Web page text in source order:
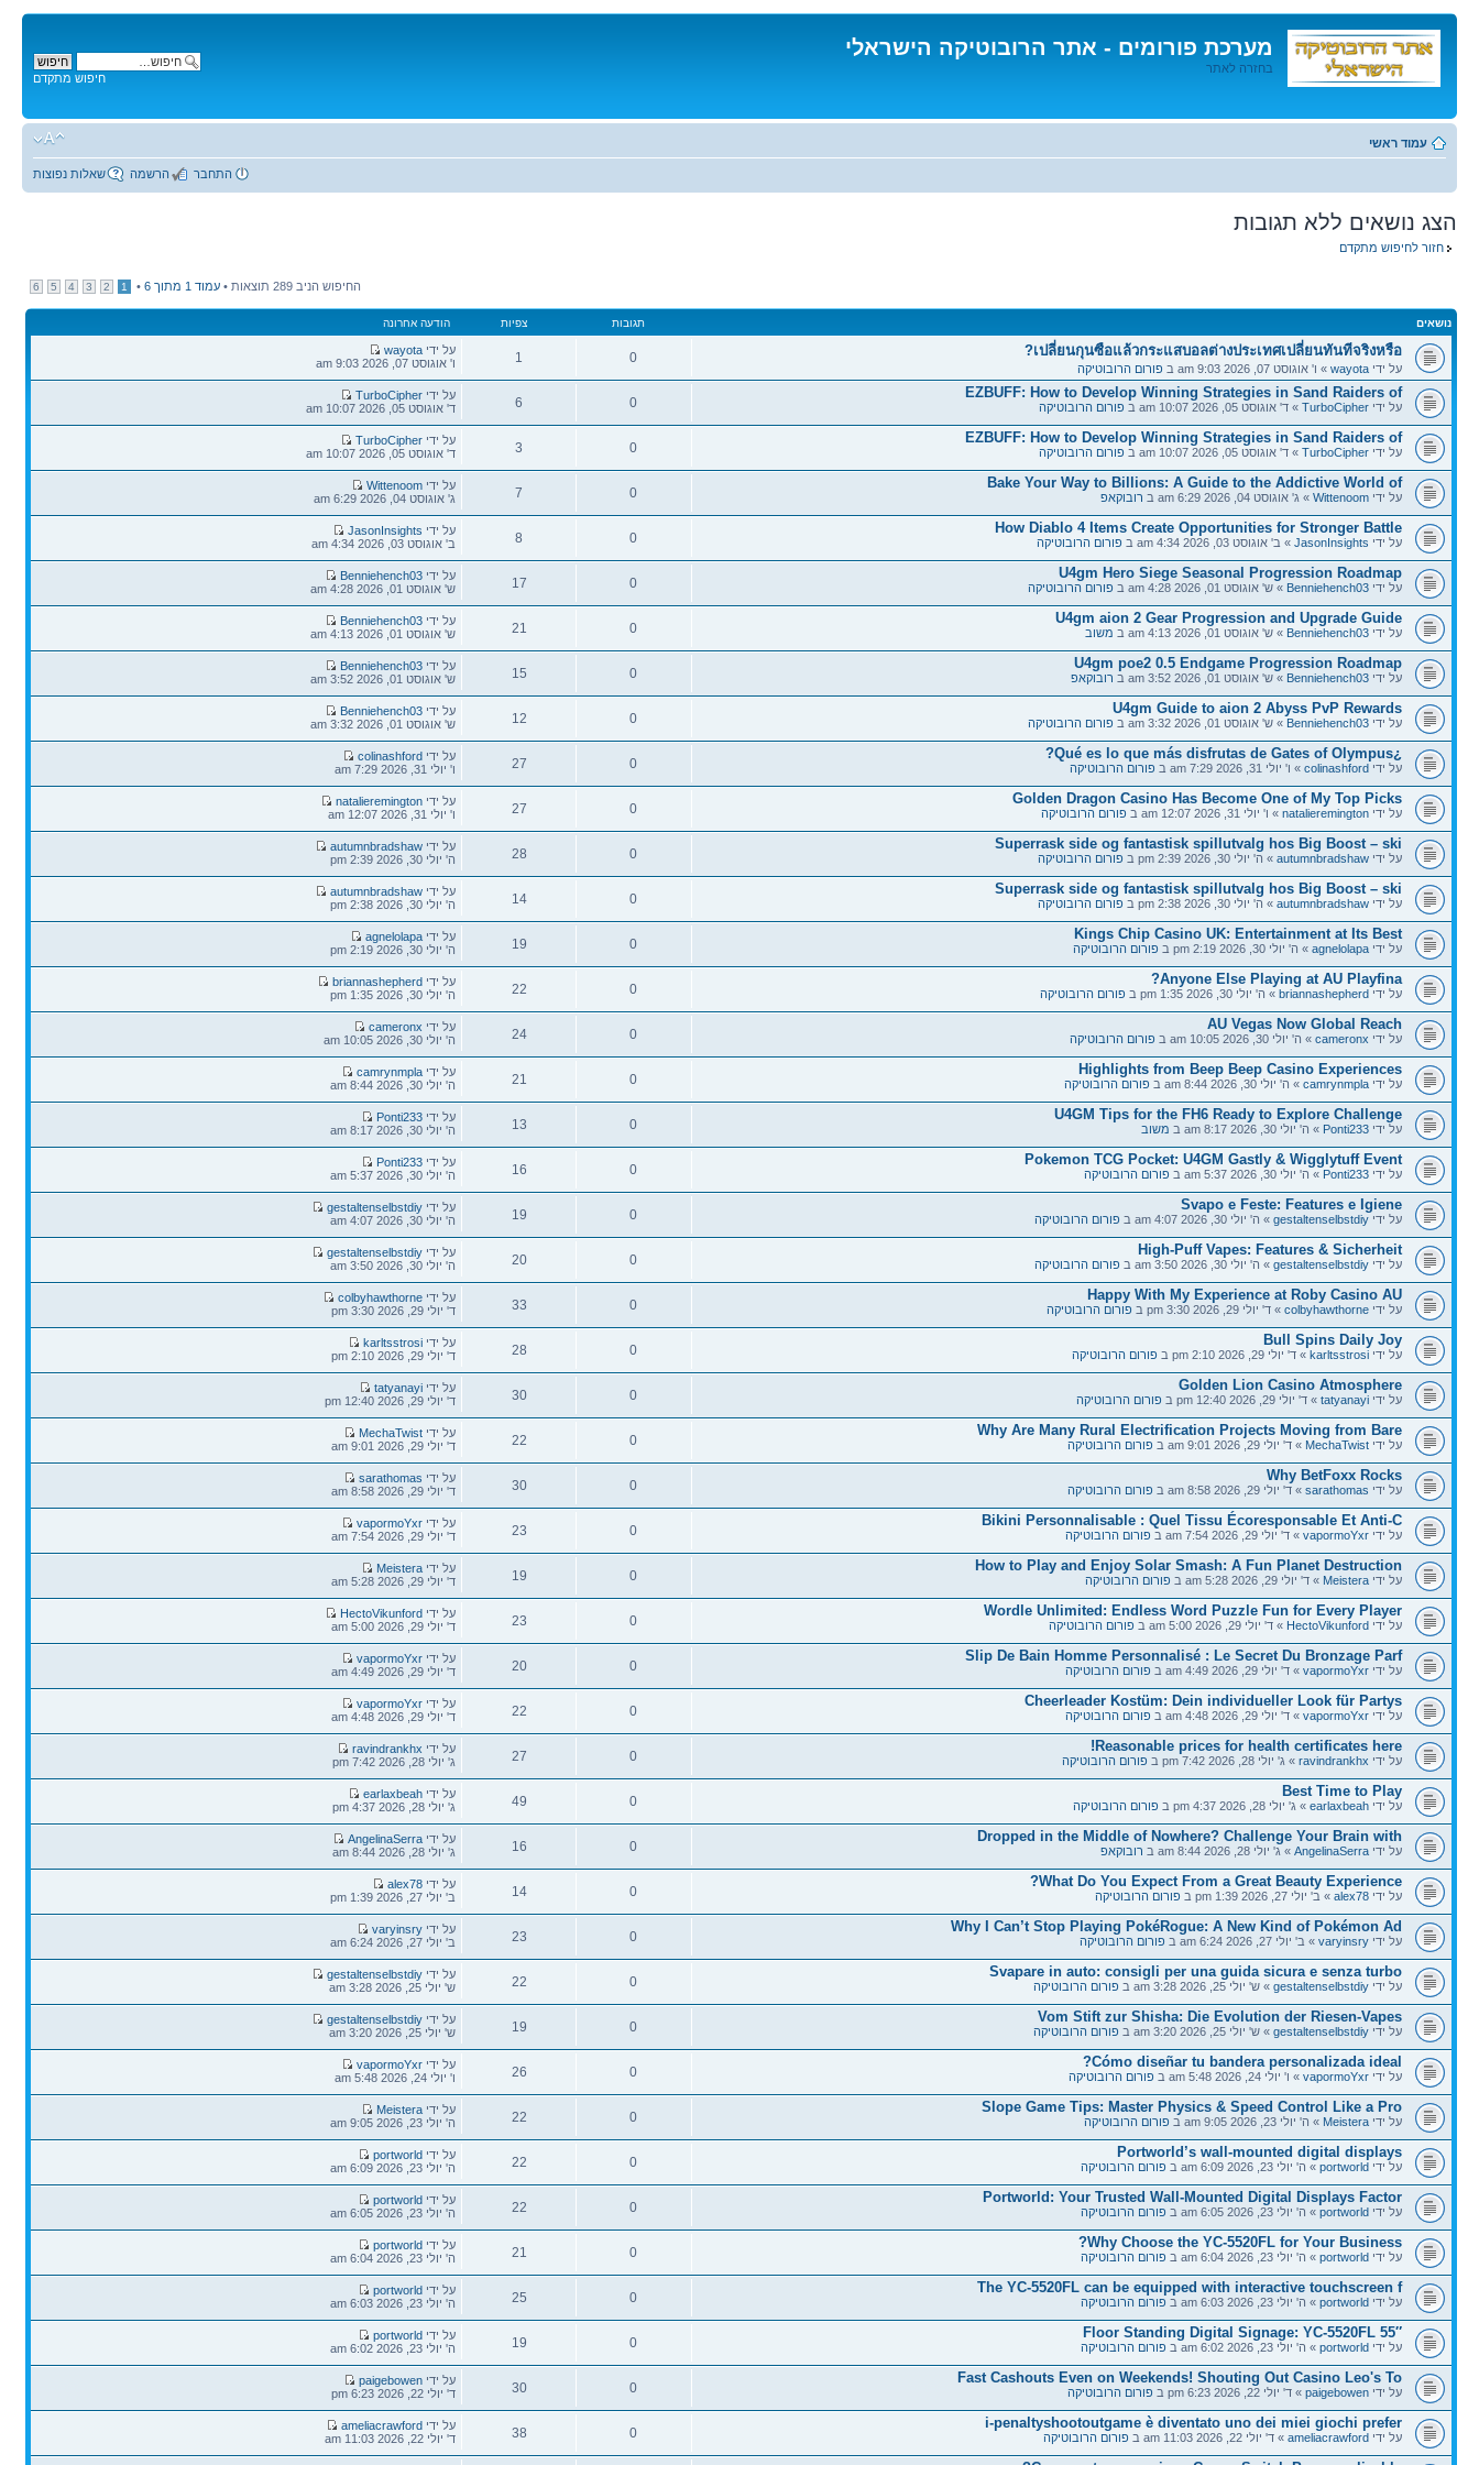
מערכת פורומים - אתר הרובוטיקה הישראלי
בחזרה לאתר
לתוכן
חיפוש מתקדם
עמוד ראשי
שאלות נפוצות הרשמה התחבר
הצג נושאים ללא תגובות
חזור לחיפוש מתקדם
החיפוש הניב 289 תוצאות • עמוד 1 מתוך 6
•
1
2
3
4
5
6
נושאים תגובות צפיות הודעה אחרונה
เปลี่ยนกุนซือแล้วกระแสบอลต่างประเทศเปลี่ยนทันทีจริงหรือ?
על ידי wayota » ו' אוגוסט 07, 2026 9:03 am ב פורום הרובוטיקה
0
1 על ידי wayota
ו' אוגוסט 07, 2026 9:03 am
EZBUFF: How to Develop Winning Strategies in Sand Raiders of
על ידי TurboCipher » ד' אוגוסט 05, 2026 10:07 am ב פורום הרובוטיקה 0
6 על ידי TurboCipher
ד' אוגוסט 05, 2026 10:07 am
EZBUFF: How to Develop Winning Strategies in Sand Raiders of
על ידי TurboCipher » ד' אוגוסט 05, 2026 10:07 am ב פורום הרובוטיקה 0
3 על ידי TurboCipher
ד' אוגוסט 05, 2026 10:07 am
Bake Your Way to Billions: A Guide to the Addictive World of
על ידי Wittenoom » ג' אוגוסט 04, 2026 6:29 am ב רובוקאפ 0
7 על ידי Wittenoom
ג' אוגוסט 04, 2026 6:29 am
How Diablo 4 Items Create Opportunities for Stronger Battle
על ידי JasonInsights » ב' אוגוסט 03, 2026 4:34 am ב פורום הרובוטיקה 0
8 על ידי JasonInsights
ב' אוגוסט 03, 2026 4:34 am
U4gm Hero Siege Seasonal Progression Roadmap
על ידי Benniehench03 » ש' אוגוסט 01, 2026 4:28 am ב פורום הרובוטיקה 0
17 על ידי Benniehench03
ש' אוגוסט 01, 2026 4:28 am
U4gm aion 2 Gear Progression and Upgrade Guide
על ידי Benniehench03 » ש' אוגוסט 01, 2026 4:13 am ב משוב 0
21 על ידי Benniehench03
ש' אוגוסט 01, 2026 4:13 am
U4gm poe2 0.5 Endgame Progression Roadmap
על ידי Benniehench03 » ש' אוגוסט 01, 2026 3:52 am ב רובוקאפ 0
15 על ידי Benniehench03
ש' אוגוסט 01, 2026 3:52 am
U4gm Guide to aion 2 Abyss PvP Rewards
על ידי Benniehench03 » ש' אוגוסט 01, 2026 3:32 am ב פורום הרובוטיקה 0
12 על ידי Benniehench03
ש' אוגוסט 01, 2026 3:32 am
¿Qué es lo que más disfrutas de Gates of Olympus?
על ידי colinashford » ו' יולי 31, 2026 7:29 am ב פורום הרובוטיקה 0
27 על ידי colinashford
ו' יולי 31, 2026 7:29 am
Golden Dragon Casino Has Become One of My Top Picks
על ידי natalieremington » ו' יולי 31, 2026 12:07 am ב פורום הרובוטיקה 0
27 על ידי natalieremington
ו' יולי 31, 2026 12:07 am
Superrask side og fantastisk spillutvalg hos Big Boost – ski
על ידי autumnbradshaw » ה' יולי 30, 2026 2:39 pm ב פורום הרובוטיקה 0
28 על ידי autumnbradshaw
ה' יולי 30, 2026 2:39 pm
Superrask side og fantastisk spillutvalg hos Big Boost – ski
על ידי autumnbradshaw » ה' יולי 30, 2026 2:38 pm ב פורום הרובוטיקה 0
14 על ידי autumnbradshaw
ה' יולי 30, 2026 2:38 pm
Kings Chip Casino UK: Entertainment at Its Best
על ידי agnelolapa » ה' יולי 30, 2026 2:19 pm ב פורום הרובוטיקה 0
19 על ידי agnelolapa
ה' יולי 30, 2026 2:19 pm
Anyone Else Playing at AU Playfina?
על ידי briannashepherd » ה' יולי 30, 2026 1:35 pm ב פורום הרובוטיקה 0
22 על ידי briannashepherd
ה' יולי 30, 2026 1:35 pm
AU Vegas Now Global Reach
על ידי cameronx » ה' יולי 30, 2026 10:05 am ב פורום הרובוטיקה 0
24 על ידי cameronx
ה' יולי 30, 2026 10:05 am
Highlights from Beep Beep Casino Experiences
על ידי camrynmpla » ה' יולי 30, 2026 8:44 am ב פורום הרובוטיקה 0
21 על ידי camrynmpla
ה' יולי 30, 2026 8:44 am
U4GM Tips for the FH6 Ready to Explore Challenge
על ידי Ponti233 » ה' יולי 30, 2026 8:17 am ב משוב 0
13 על ידי Ponti233
ה' יולי 30, 2026 8:17 am
Pokemon TCG Pocket: U4GM Gastly & Wigglytuff Event
על ידי Ponti233 » ה' יולי 30, 2026 5:37 am ב פורום הרובוטיקה 0
16 על ידי Ponti233
ה' יולי 30, 2026 5:37 am
Svapo e Feste: Features e Igiene
על ידי gestaltenselbstdiy » ה' יולי 30, 2026 4:07 am ב פורום הרובוטיקה 0
19 על ידי gestaltenselbstdiy
ה' יולי 30, 2026 4:07 am
High-Puff Vapes: Features & Sicherheit
על ידי gestaltenselbstdiy » ה' יולי 30, 2026 3:50 am ב פורום הרובוטיקה 0
20 על ידי gestaltenselbstdiy
ה' יולי 30, 2026 3:50 am
Happy With My Experience at Roby Casino AU
על ידי colbyhawthorne » ד' יולי 29, 2026 3:30 pm ב פורום הרובוטיקה 0
33 על ידי colbyhawthorne
ד' יולי 29, 2026 3:30 pm
Bull Spins Daily Joy
על ידי karltsstrosi » ד' יולי 29, 2026 2:10 pm ב פורום הרובוטיקה 0
28 על ידי karltsstrosi
ד' יולי 29, 2026 2:10 pm
Golden Lion Casino Atmosphere
על ידי tatyanayi » ד' יולי 29, 2026 12:40 pm ב פורום הרובוטיקה 0
30 על ידי tatyanayi
ד' יולי 29, 2026 12:40 pm
Why Are Many Rural Electrification Projects Moving from Bare
על ידי MechaTwist » ד' יולי 29, 2026 9:01 am ב פורום הרובוטיקה 0
22 על ידי MechaTwist
ד' יולי 29, 2026 9:01 am
Why BetFoxx Rocks
על ידי sarathomas » ד' יולי 29, 2026 8:58 am ב פורום הרובוטיקה 0
30 על ידי sarathomas
ד' יולי 29, 2026 8:58 am
Bikini Personnalisable : Quel Tissu Écoresponsable Et Anti-C
על ידי vapormoYxr » ד' יולי 29, 2026 7:54 am ב פורום הרובוטיקה 0
23 על ידי vapormoYxr
ד' יולי 29, 2026 7:54 am
How to Play and Enjoy Solar Smash: A Fun Planet Destruction
על ידי Meistera » ד' יולי 29, 2026 5:28 am ב פורום הרובוטיקה 0
19 על ידי Meistera
ד' יולי 29, 2026 5:28 am
Wordle Unlimited: Endless Word Puzzle Fun for Every Player
על ידי HectoVikunford » ד' יולי 29, 2026 5:00 am ב פורום הרובוטיקה 0
23 על ידי HectoVikunford
ד' יולי 29, 2026 5:00 am
Slip De Bain Homme Personnalisé : Le Secret Du Bronzage Parf
על ידי vapormoYxr » ד' יולי 29, 2026 4:49 am ב פורום הרובוטיקה 0
20 על ידי vapormoYxr
ד' יולי 29, 2026 4:49 am
Cheerleader Kostüm: Dein individueller Look für Partys
על ידי vapormoYxr » ד' יולי 29, 2026 4:48 am ב פורום הרובוטיקה 0
22 על ידי vapormoYxr
ד' יולי 29, 2026 4:48 am
Reasonable prices for health certificates here!
על ידי ravindrankhx » ג' יולי 28, 2026 7:42 pm ב פורום הרובוטיקה 0
27 על ידי ravindrankhx
ג' יולי 28, 2026 7:42 pm
Best Time to Play
על ידי earlaxbeah » ג' יולי 28, 2026 4:37 pm ב פורום הרובוטיקה 0
49 על ידי earlaxbeah
ג' יולי 28, 2026 4:37 pm
Dropped in the Middle of Nowhere? Challenge Your Brain with
על ידי AngelinaSerra » ג' יולי 28, 2026 8:44 am ב רובוקאפ 0
16 על ידי AngelinaSerra
ג' יולי 28, 2026 8:44 am
What Do You Expect From a Great Beauty Experience?
על ידי alex78 » ב' יולי 27, 2026 1:39 pm ב פורום הרובוטיקה 0
14 על ידי alex78
ב' יולי 27, 2026 1:39 pm
Why I Can’t Stop Playing PokéRogue: A New Kind of Pokémon Ad
על ידי varyinsry » ב' יולי 27, 2026 6:24 am ב פורום הרובוטיקה 0
23 על ידי varyinsry
ב' יולי 27, 2026 6:24 am
Svapare in auto: consigli per una guida sicura e senza turbo
על ידי gestaltenselbstdiy » ש' יולי 25, 2026 3:28 am ב פורום הרובוטיקה 0
22 על ידי gestaltenselbstdiy
ש' יולי 25, 2026 3:28 am
Vom Stift zur Shisha: Die Evolution der Riesen-Vapes
על ידי gestaltenselbstdiy » ש' יולי 25, 2026 3:20 am ב פורום הרובוטיקה 0
19 על ידי gestaltenselbstdiy
ש' יולי 25, 2026 3:20 am
Cómo diseñar tu bandera personalizada ideal?
על ידי vapormoYxr » ו' יולי 24, 2026 5:48 am ב פורום הרובוטיקה 0
26 על ידי vapormoYxr
ו' יולי 24, 2026 5:48 am
Slope Game Tips: Master Physics & Speed Control Like a Pro
על ידי Meistera » ה' יולי 23, 2026 9:05 am ב פורום הרובוטיקה 0
22 על ידי Meistera
ה' יולי 23, 2026 9:05 am
Portworld’s wall-mounted digital displays
על ידי portworld » ה' יולי 23, 2026 6:09 am ב פורום הרובוטיקה 0
22 על ידי portworld
ה' יולי 23, 2026 6:09 am
Portworld: Your Trusted Wall-Mounted Digital Displays Factor
על ידי portworld » ה' יולי 23, 2026 6:05 am ב פורום הרובוטיקה 0
22 על ידי portworld
ה' יולי 23, 2026 6:05 am
Why Choose the YC-5520FL for Your Business?
על ידי portworld » ה' יולי 23, 2026 6:04 am ב פורום הרובוטיקה 0
21 על ידי portworld
ה' יולי 23, 2026 6:04 am
The YC-5520FL can be equipped with interactive touchscreen f
על ידי portworld » ה' יולי 23, 2026 6:03 am ב פורום הרובוטיקה 0
25 על ידי portworld
ה' יולי 23, 2026 6:03 am
55″ Floor Standing Digital Signage: YC-5520FL
על ידי portworld » ה' יולי 23, 2026 6:02 am ב פורום הרובוטיקה 0
19 על ידי portworld
ה' יולי 23, 2026 6:02 am
Fast Cashouts Even on Weekends! Shouting Out Casino Leo's To
על ידי paigebowen » ד' יולי 22, 2026 6:23 pm ב פורום הרובוטיקה 0
30 על ידי paigebowen
ד' יולי 22, 2026 6:23 pm
i-penaltyshootoutgame è diventato uno dei miei giochi prefer
על ידי ameliacrawford » ד' יולי 22, 2026 11:03 am ב פורום הרובוטיקה 0
38 על ידי ameliacrawford
ד' יולי 22, 2026 11:03 am